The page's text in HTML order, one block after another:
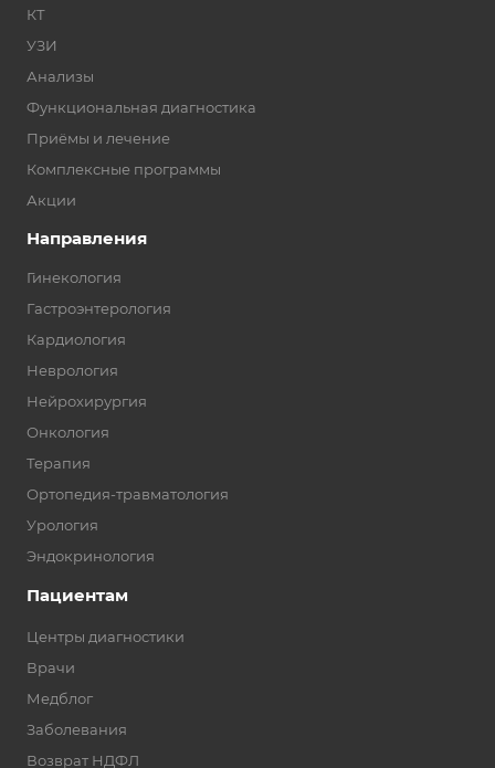
КТ
УЗИ
Анализы
Функциональная диагностика
Приёмы и лечение
Комплексные программы
Акции
Направления
Гинекология
Гастроэнтерология
Кардиология
Неврология
Нейрохирургия
Онкология
Терапия
Ортопедия-травматология
Урология
Эндокринология
Пациентам
Центры диагностики
Врачи
Медблог
Заболевания
Возврат НДФЛ